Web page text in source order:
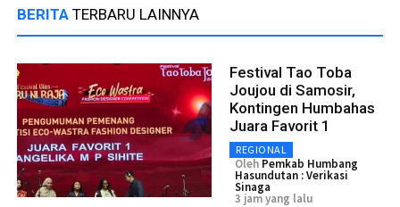
BERITA TERBARU LAINNYA
Festival Tao Toba
Joujou di Samosir,
Kontingen Humbahas
Juara Favorit 1
REGIONAL
Oleh Pemkab Humbang
Hasundutan : Verikasi
Sinaga
3 jam yang lalu